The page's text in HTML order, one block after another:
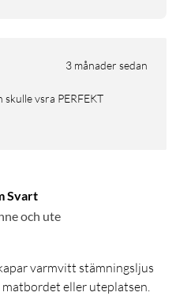
3 månader sedan
skulle vsra PERFEKT
Svart
och ute
varmvitt stämningsljus
eller uteplatsen.